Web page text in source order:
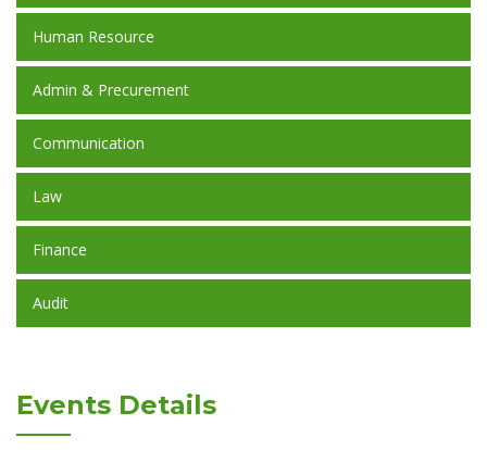
Human Resource
Admin & Precurement
Communication
Law
Finance
Audit
Events Details